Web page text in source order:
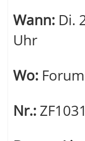
Wann: Di.
Uhr
Wo:
Nr.: